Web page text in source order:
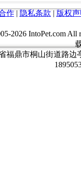
作| 隐私条款 | 版权
2026 IntoPet.com
福鼎市桐山街道路边